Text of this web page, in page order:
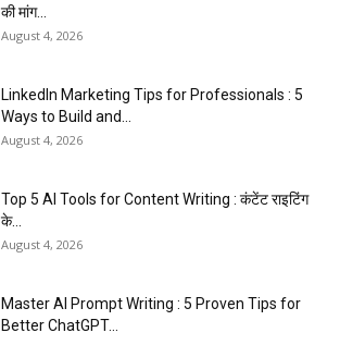
की मांग...
August 4, 2026
LinkedIn Marketing Tips for Professionals : 5
Ways to Build and...
August 4, 2026
Top 5 AI Tools for Content Writing : कंटेंट राइटिंग
के...
August 4, 2026
Master AI Prompt Writing : 5 Proven Tips for
Better ChatGPT...